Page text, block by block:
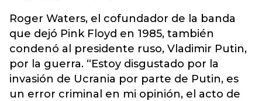
Roger Waters, el cofundador de la banda
que dejó Pink Floyd en 1985, también
condenó al presidente ruso, Vladimir Putin,
por la guerra. “Estoy disgustado por la
invasión de Ucrania por parte de Putin, es
un error criminal en mi opinión, el acto de